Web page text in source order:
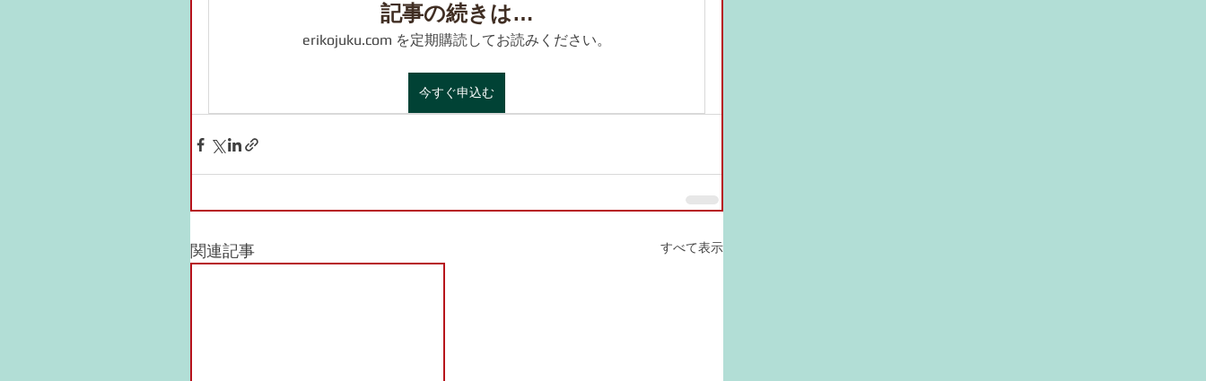
記事の続きは…
erikojuku.com を定期購読してお読みください。
今すぐ申込む
関連記事 すべて表示